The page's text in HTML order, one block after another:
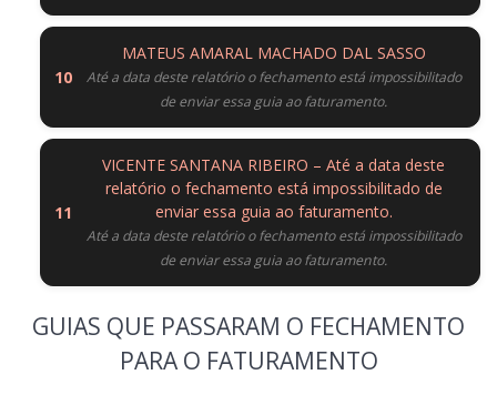
MATEUS AMARAL MACHADO DAL SASSO
Até a data deste relatório o fechamento está impossibilitado
de enviar essa guia ao faturamento.
VICENTE SANTANA RIBEIRO – Até a data deste
relatório o fechamento está impossibilitado de
enviar essa guia ao faturamento.
Até a data deste relatório o fechamento está impossibilitado
de enviar essa guia ao faturamento.
GUIAS QUE PASSARAM O FECHAMENTO
PARA O FATURAMENTO